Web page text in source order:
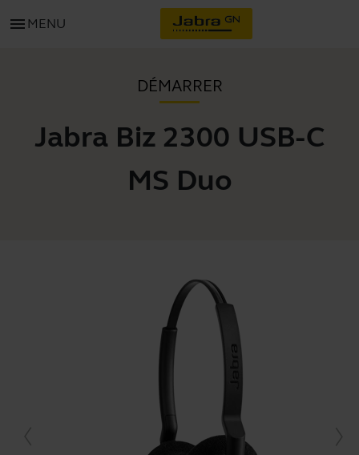
menu MENU
DÉMARRER
Jabra Biz 2300 USB-C
MS Duo